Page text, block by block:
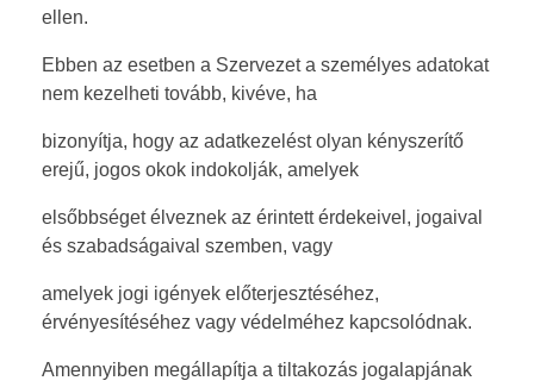
ellen.
Ebben az esetben a Szervezet a személyes adatokat
nem kezelheti tovább, kivéve, ha
bizonyítja, hogy az adatkezelést olyan kényszerítő
erejű, jogos okok indokolják, amelyek
elsőbbséget élveznek az érintett érdekeivel, jogaival
és szabadságaival szemben, vagy
amelyek jogi igények előterjesztéséhez,
érvényesítéséhez vagy védelméhez kapcsolódnak.
Amennyiben megállapítja a tiltakozás jogalapjának